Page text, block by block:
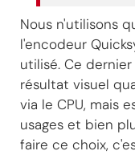
Nous n'utilisons
l'encodeur
utilisé. Ce
résultat visuel
via le CPU, mais
usages et bien
faire ce choix,